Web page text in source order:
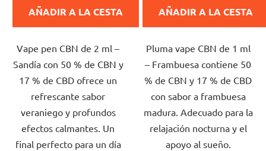
es
5,0
sobre
5
estrellas.
AÑADIR A LA CESTA
Vape pen CBN de 2 ml –
Sandía con 50 % de CBN y
17 % de CBD ofrece un
refrescante sabor
veraniego y profundos
efectos calmantes. Un
final perfecto para un día
es
5,0
sobre
5
estrellas.
AÑADIR A LA CESTA
Pluma vape CBN de 1 ml
– Frambuesa contiene 50
% de CBN y 17 % de CBD
con sabor a frambuesa
madura. Adecuado para la
relajación nocturna y el
apoyo al sueño.